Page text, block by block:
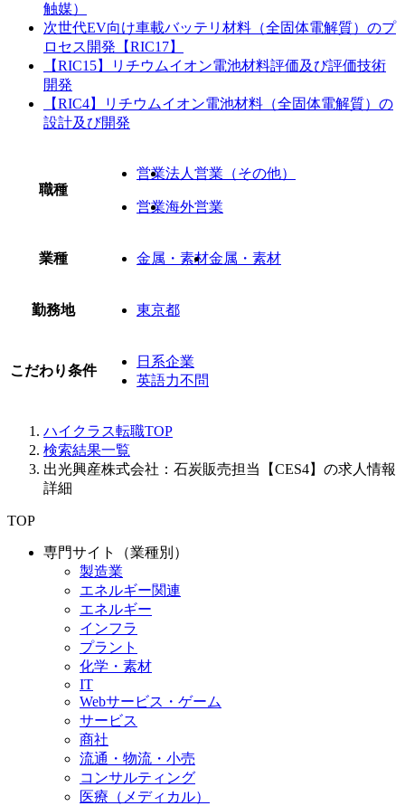
触媒）
次世代EV向け車載バッテリ材料（全固体電解質）のプ
ロセス開発【RIC17】
【RIC15】リチウムイオン電池材料評価及び評価技術
開発
【RIC4】リチウムイオン電池材料（全固体電解質）の
設計及び開発
職種
営業法人営業（その他）
営業海外営業
業種 金属・素材金属・素材
勤務地 東京都
こだわり条件
日系企業
英語力不問
ハイクラス転職TOP
検索結果一覧
出光興産株式会社：石炭販売担当【CES4】の求人情報
詳細
TOP
専門サイト（業種別）
製造業
エネルギー関連
エネルギー
インフラ
プラント
化学・素材
IT
Webサービス・ゲーム
サービス
商社
流通・物流・小売
コンサルティング
医療（メディカル）